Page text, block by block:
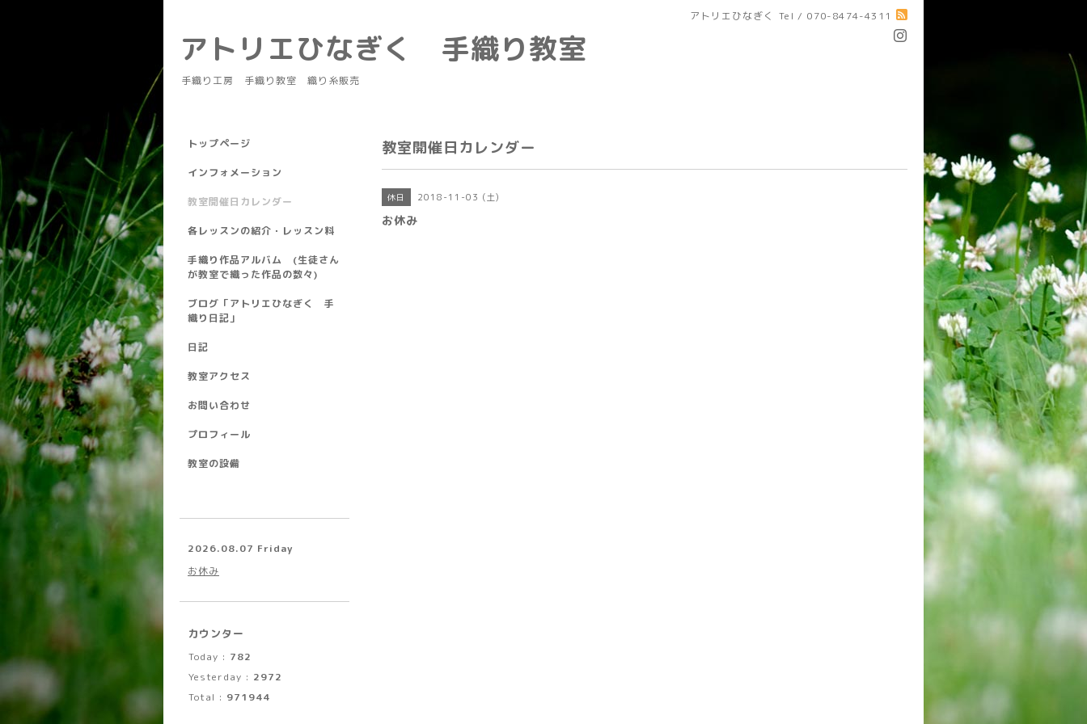
アトリエひなぎく Tel / 070-8474-4311
アトリエひなぎく 手織り教室
手織り工房 手織り教室 織り糸販売
教室開催日カレンダー
休日 2018-11-03 (土)
お休み
トップページ
インフォメーション
教室開催日カレンダー
各レッスンの紹介・レッスン料
手織り作品アルバム (生徒さん
が教室で織った作品の数々)
ブログ「アトリエひなぎく 手
織り日記」
日記
教室アクセス
お問い合わせ
プロフィール
教室の設備
2026.08.07 Friday
お休み
カウンター
Today : 782
Yesterday : 2972
Total : 971944